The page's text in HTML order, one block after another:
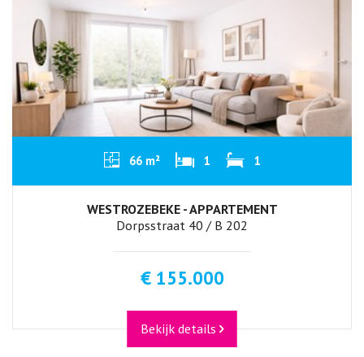
66 m² 1 1
WESTROZEBEKE - APPARTEMENT
Dorpsstraat 40 / B 202
€ 155.000
Bekijk details